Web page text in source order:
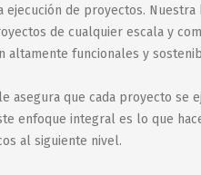
de proyectos. Nuestra
de cualquier escala y
altamente funcionales y
asegura que cada proyecto se
enfoque integral es lo que
al siguiente nivel.